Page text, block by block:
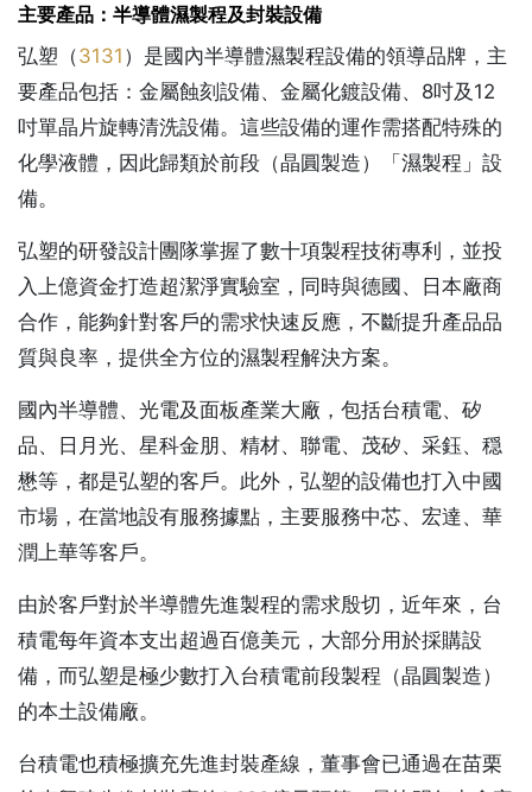
主要產品：半導體濕製程及封裝設備
弘塑（3131 ）是國內半導體濕製程設備的領導品牌，主
要產品包括：金屬蝕刻設備、金屬化鍍設備、8吋及12
吋單晶片旋轉清洗設備。這些設備的運作需搭配特殊的
化學液體，因此歸類於前段（晶圓製造）「濕製程」設
備。
弘塑的研發設計團隊掌握了數十項製程技術專利，並投
入上億資金打造超潔淨實驗室，同時與德國、日本廠商
合作，能夠針對客戶的需求快速反應，不斷提升產品品
質與良率，提供全方位的濕製程解決方案。
國內半導體、光電及面板產業大廠，包括台積電、矽
品、日月光、星科金朋、精材、聯電、茂矽、采鈺、穏
懋等，都是弘塑的客戶。此外，弘塑的設備也打入中國
市場，在當地設有服務據點，主要服務中芯、宏達、華
潤上華等客戶。
由於客戶對於半導體先進製程的需求殷切，近年來，台
積電每年資本支出超過百億美元，大部分用於採購設
備，而弘塑是極少數打入台積電前段製程（晶圓製造）
的本土設備廠。
台積電也積極擴充先進封裝產線，董事會已通過在苗栗